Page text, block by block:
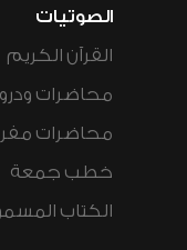
الصوتيات
القرآن الكريم
محاضرات
محاضرات
خطب جمعة
الكتاب